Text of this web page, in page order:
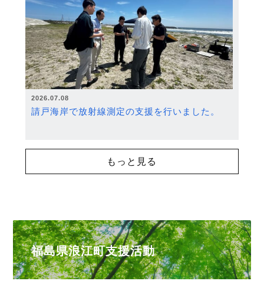
2026.07.08
請戸海岸で放射線測定の支援を行いました。
もっと見る
福島県浪江町支援活動